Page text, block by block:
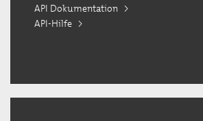
API Dokumentation
API-Hilfe